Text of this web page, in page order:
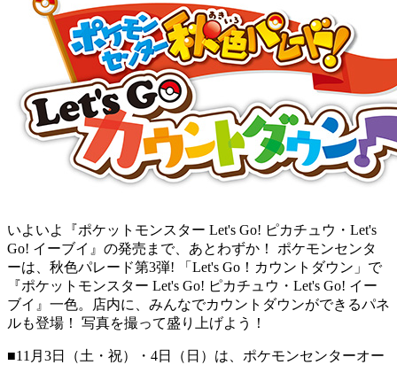
いよいよ『ポケットモンスター Let's Go! ピカチュウ・Let's
Go! イーブイ』の発売まで、あとわずか！ ポケモンセンタ
ーは、秋色パレード第3弾! 「Let's Go！カウントダウン」で
『ポケットモンスター Let's Go! ピカチュウ・Let's Go! イー
ブイ』一色。店内に、みんなでカウントダウンができるパネ
ルも登場！ 写真を撮って盛り上げよう！
■11月3日（土・祝）・4日（日）は、ポケモンセンターオー